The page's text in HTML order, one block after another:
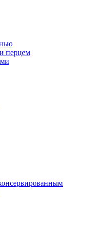
перцем